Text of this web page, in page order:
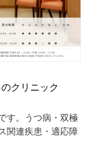
クリニック
す。うつ病・双極
関連疾患・適応障